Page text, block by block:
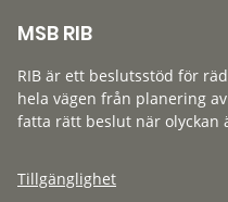
MSB RIB
RIB är ett beslutsstöd för
hela vägen från planering
fatta rätt beslut när olyckan
Tillgänglighet